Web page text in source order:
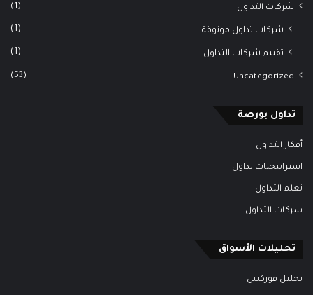
شركات التداول (1)
شركات تداول موثوقة (1)
تقييم شركات التداول (1)
Uncategorized
(53)
تداول بورصة
أفكار التداول
استراتيجيات تداول
تعلم التداول
شركات التداول
تحليلات الأسواق
تحليل فوركس